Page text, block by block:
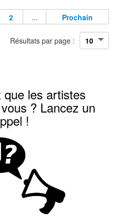
2 ... Prochain
Résultats par page :
que les artistes
? Lancez un
!